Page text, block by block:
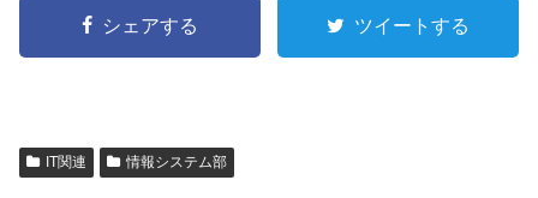
シェアする ツイートする
IT関連 情報システム部